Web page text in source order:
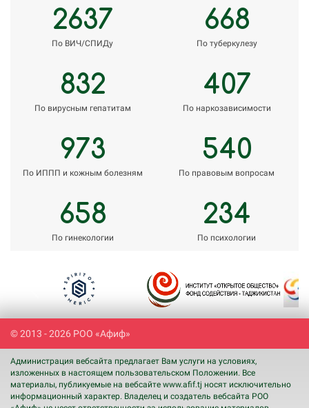
2637
По ВИЧ/СПИДу
668
По туберкулезу
832
По вирусным гепатитам
407
По наркозависимости
973
По ИППП и кожным болезням
540
По правовым вопросам
658
По гинекологии
234
По психологии
Next
© 2013 - 2026 РОО «Афиф»
Администрация вебсайта предлагает Вам услуги на условиях,
изложенных в настоящем пользовательском Положении. Все
материалы, публикуемые на вебсайте www.afif.tj носят исключительно
информационный характер. Владелец и создатель вебсайта РОО